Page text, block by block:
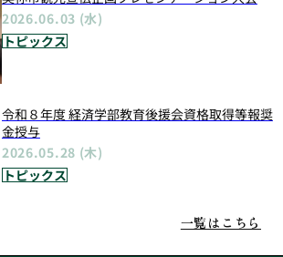
2026.06.03 (水)
トピックス
令和８年度 経済学部教育後援会資格取得等報奨
金授与
2026.05.28 (木)
トピックス
一覧はこちら